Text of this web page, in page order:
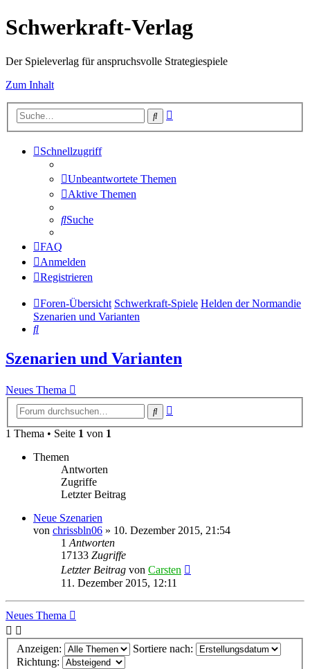
Schwerkraft-Verlag
Der Spieleverlag für anspruchsvolle Strategiespiele
Zum Inhalt
Suche
Schnellzugriff
Unbeantwortete Themen
Aktive Themen
Suche
FAQ
Anmelden
Registrieren
Foren-Übersicht Schwerkraft-Spiele Helden der Normandie
Szenarien und Varianten
Suche
Szenarien und Varianten
Neues Thema
Suche
1 Thema • Seite 1 von 1
Themen
Antworten
Zugriffe
Letzter Beitrag
Neue Szenarien
von chrissbln06 » 10. Dezember 2015, 21:54
1 Antworten
17133 Zugriffe
Letzter Beitrag von Carsten
11. Dezember 2015, 12:11
Neues Thema
Anzeigen:
Sortiere nach:
Richtung: